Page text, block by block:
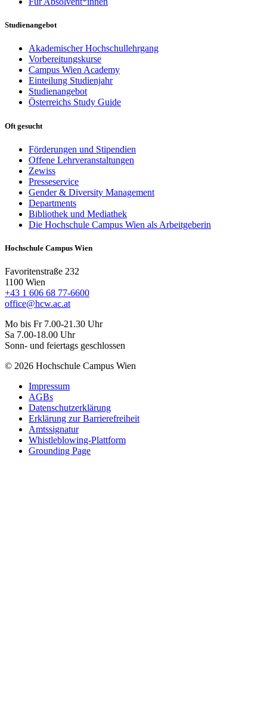
Studienangebot
Akademischer Hochschullehrgang
Vorbereitungskurse
Campus Wien Academy
Einteilung Studienjahr
Studienangebot
Österreichs Study Guide
Oft gesucht
Förderungen und Stipendien
Offene Lehrveranstaltungen
Zewiss
Presseservice
Gender & Diversity Management
Departments
Bibliothek und Mediathek
Die Hochschule Campus Wien als Arbeitgeberin
Hochschule Campus Wien
Favoritenstraße 232
1100 Wien
+43 1 606 68 77-6600
office@hcw.ac.at
Mo bis Fr 7.00-21.30 Uhr
Sa 7.00-18.00 Uhr
Sonn- und feiertags geschlossen
© 2026 Hochschule Campus Wien
Impressum
AGBs
Datenschutzerklärung
Erklärung zur Barrierefreiheit
Amtssignatur
Whistleblowing-Plattform
Grounding Page